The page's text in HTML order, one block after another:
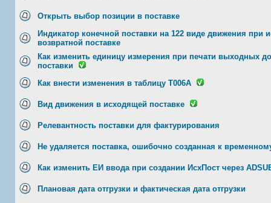
Открыть выбор позиции в поставке
Индикатор конечной поставки на 122 виде движения при
возвратной поставке
Как изменить единицу измерения при печати выходных
поставки
Как внести изменения в таблицу T006А
Вид движения в исходящей поставке
Релевантность поставки для фактурирования
Не удаляется поставка, ошибочно созданная к
Как изменить ЕИ ввода при создании ИсхПост через
Плановая дата отгрузки и фактическая дата отгрузки